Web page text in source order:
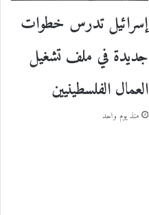
إسرائيل تدرس خطوات
جديدة في ملف تشغيل
العمال الفلسطينيين
منذ يوم واحد